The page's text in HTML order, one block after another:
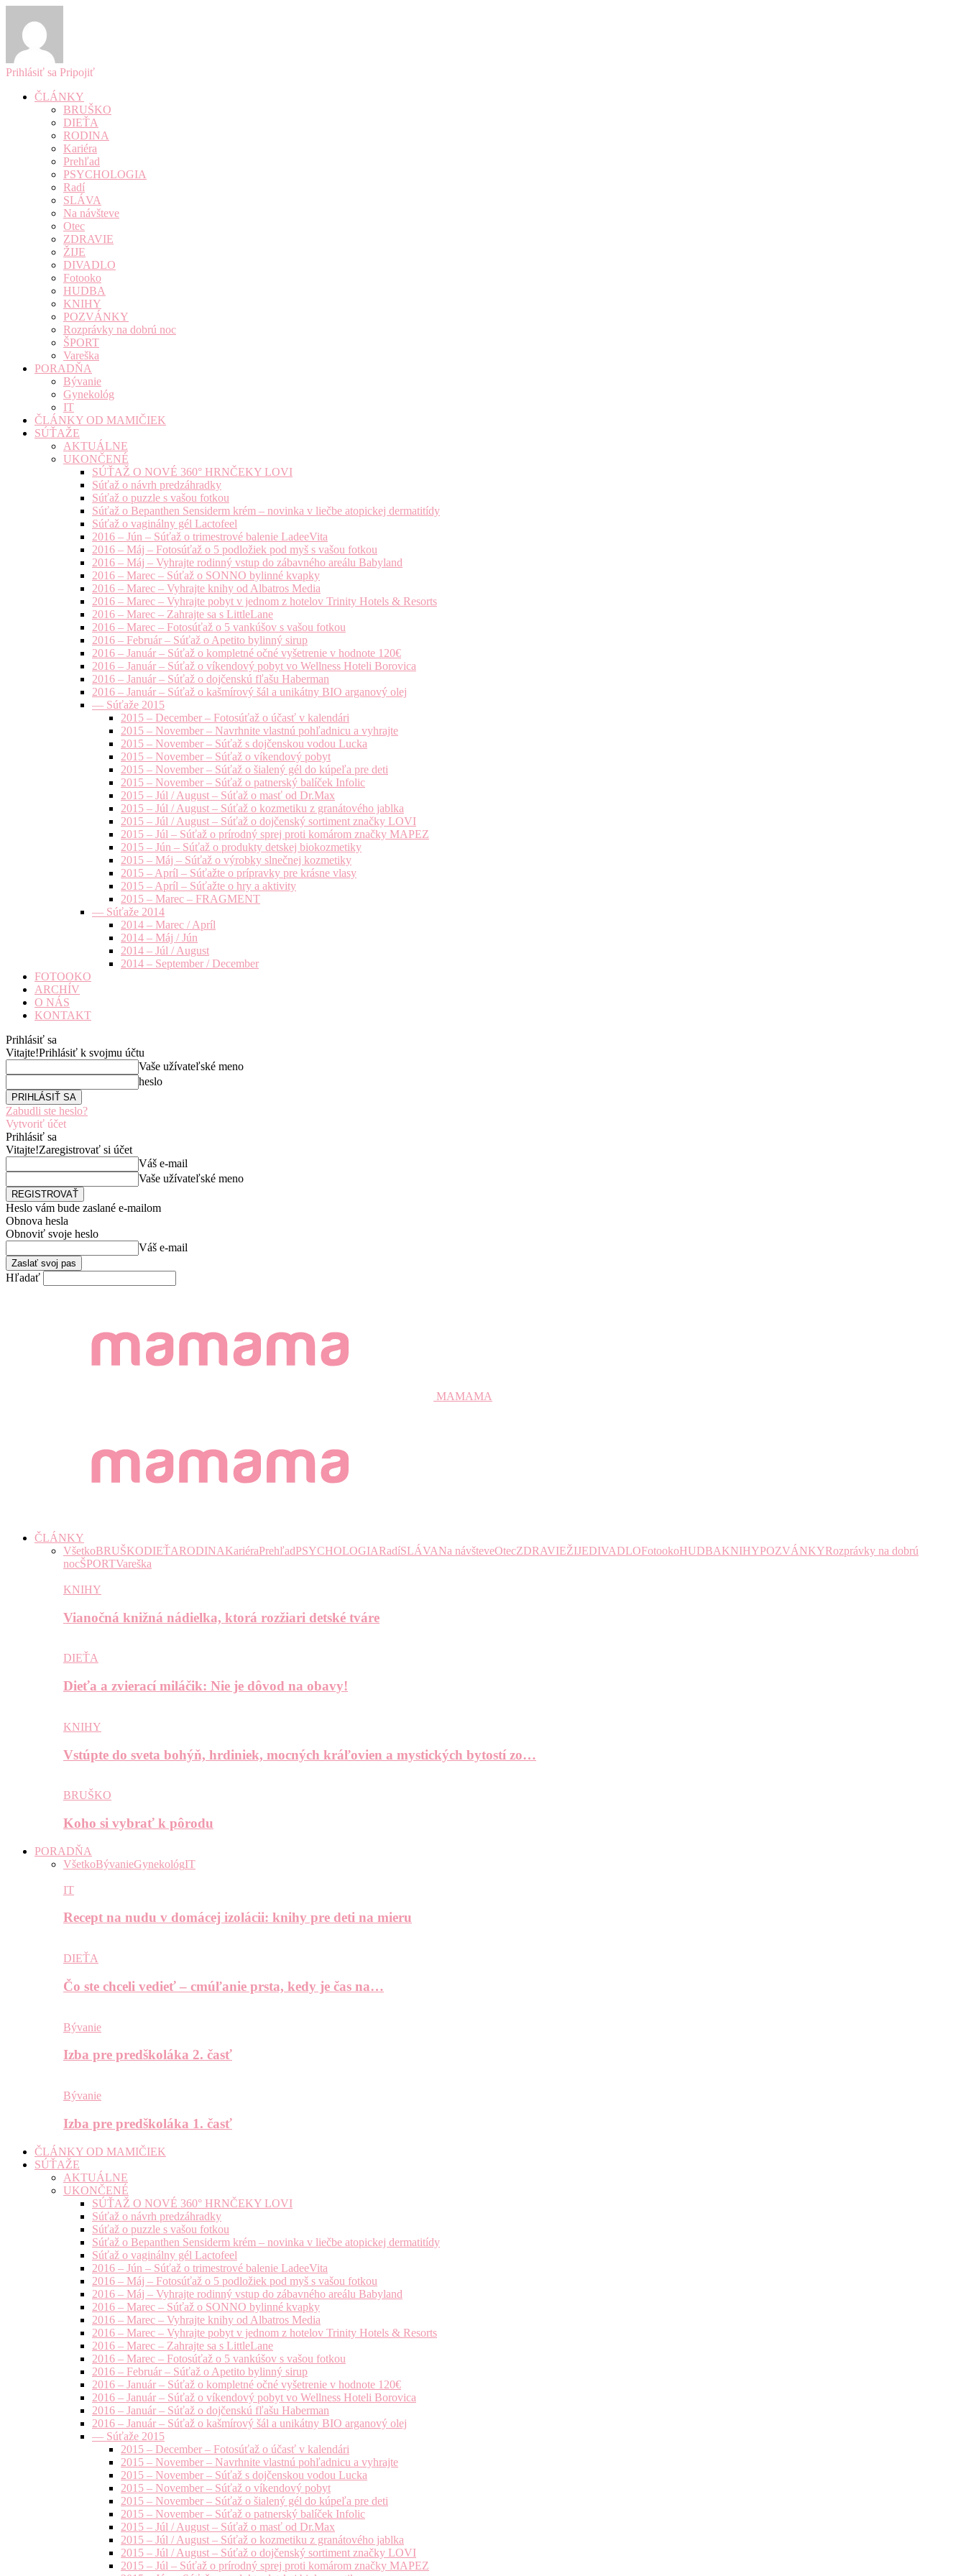
Prihlásiť sa Pripojiť
ČLÁNKY
BRUŠKO
DIEŤA
RODINA
Kariéra
Prehľad
PSYCHOLOGIA
Radí
SLÁVA
Na návšteve
Otec
ZDRAVIE
ŽIJE
DIVADLO
Fotooko
HUDBA
KNIHY
POZVÁNKY
Rozprávky na dobrú noc
ŠPORT
Vareška
PORADŇA
Bývanie
Gynekológ
IT
ČLÁNKY OD MAMIČIEK
SÚŤAŽE
AKTUÁLNE
UKONČENÉ
SÚŤAŽ O NOVÉ 360° HRNČEKY LOVI
Súťaž o návrh predzáhradky
Súťaž o puzzle s vašou fotkou
Súťaž o Bepanthen Sensiderm krém – novinka v liečbe atopickej dermatitídy
Súťaž o vaginálny gél Lactofeel
2016 – Jún – Súťaž o trimestrové balenie LadeeVita
2016 – Máj – Fotosúťaž o 5 podložiek pod myš s vašou fotkou
2016 – Máj – Vyhrajte rodinný vstup do zábavného areálu Babyland
2016 – Marec – Súťaž o SONNO bylinné kvapky
2016 – Marec – Vyhrajte knihy od Albatros Media
2016 – Marec – Vyhrajte pobyt v jednom z hotelov Trinity Hotels & Resorts
2016 – Marec – Zahrajte sa s LittleLane
2016 – Marec – Fotosúťaž o 5 vankúšov s vašou fotkou
2016 – Február – Súťaž o Apetito bylinný sirup
2016 – Január – Súťaž o kompletné očné vyšetrenie v hodnote 120€
2016 – Január – Súťaž o víkendový pobyt vo Wellness Hoteli Borovica
2016 – Január – Súťaž o dojčenskú fľašu Haberman
2016 – Január – Súťaž o kašmírový šál a unikátny BIO arganový olej
— Súťaže 2015
2015 – December – Fotosúťaž o účasť v kalendári
2015 – November – Navrhnite vlastnú pohľadnicu a vyhrajte
2015 – November – Súťaž s dojčenskou vodou Lucka
2015 – November – Súťaž o víkendový pobyt
2015 – November – Súťaž o šialený gél do kúpeľa pre deti
2015 – November – Súťaž o patnerský balíček Infolic
2015 – Júl / August – Súťaž o masť od Dr.Max
2015 – Júl / August – Súťaž o kozmetiku z granátového jablka
2015 – Júl / August – Súťaž o dojčenský sortiment značky LOVI
2015 – Júl – Súťaž o prírodný sprej proti komárom značky MAPEZ
2015 – Jún – Súťaž o produkty detskej biokozmetiky
2015 – Máj – Súťaž o výrobky slnečnej kozmetiky
2015 – Apríl – Súťažte o prípravky pre krásne vlasy
2015 – Apríl – Súťažte o hry a aktivity
2015 – Marec – FRAGMENT
— Súťaže 2014
2014 – Marec / Apríl
2014 – Máj / Jún
2014 – Júl / August
2014 – September / December
FOTOOKO
ARCHÍV
O NÁS
KONTAKT
Prihlásiť sa
Vitajte!Prihlásiť k svojmu účtu
Vaše užívateľské meno
heslo
Zabudli ste heslo?
Vytvoriť účet
Prihlásiť sa
Vitajte!Zaregistrovať si účet
Váš e-mail
Vaše užívateľské meno
Heslo vám bude zaslané e-mailom
Obnova hesla
Obnoviť svoje heslo
Váš e-mail
Hľadať
MAMAMA
ČLÁNKY
VšetkoBRUŠKODIEŤARODINAKariéraPrehľadPSYCHOLOGIARadíSLÁVANa návšteveOtecZDRAVIEŽIJEDIVADLOFotookoHUDBAKNIHYPOZVÁNKYRozprávky na dobrú
nocŠPORTVareška
KNIHY
Vianočná knižná nádielka, ktorá rozžiari detské tváre
DIEŤA
Dieťa a zvierací miláčik: Nie je dôvod na obavy!
KNIHY
Vstúpte do sveta bohýň, hrdiniek, mocných kráľovien a mystických bytostí zo…
BRUŠKO
Koho si vybrať k pôrodu
PORADŇA
VšetkoBývanieGynekológIT
IT
Recept na nudu v domácej izolácii: knihy pre deti na mieru
DIEŤA
Čo ste chceli vedieť – cmúľanie prsta, kedy je čas na…
Bývanie
Izba pre predškoláka 2. časť
Bývanie
Izba pre predškoláka 1. časť
ČLÁNKY OD MAMIČIEK
SÚŤAŽE
AKTUÁLNE
UKONČENÉ
SÚŤAŽ O NOVÉ 360° HRNČEKY LOVI
Súťaž o návrh predzáhradky
Súťaž o puzzle s vašou fotkou
Súťaž o Bepanthen Sensiderm krém – novinka v liečbe atopickej dermatitídy
Súťaž o vaginálny gél Lactofeel
2016 – Jún – Súťaž o trimestrové balenie LadeeVita
2016 – Máj – Fotosúťaž o 5 podložiek pod myš s vašou fotkou
2016 – Máj – Vyhrajte rodinný vstup do zábavného areálu Babyland
2016 – Marec – Súťaž o SONNO bylinné kvapky
2016 – Marec – Vyhrajte knihy od Albatros Media
2016 – Marec – Vyhrajte pobyt v jednom z hotelov Trinity Hotels & Resorts
2016 – Marec – Zahrajte sa s LittleLane
2016 – Marec – Fotosúťaž o 5 vankúšov s vašou fotkou
2016 – Február – Súťaž o Apetito bylinný sirup
2016 – Január – Súťaž o kompletné očné vyšetrenie v hodnote 120€
2016 – Január – Súťaž o víkendový pobyt vo Wellness Hoteli Borovica
2016 – Január – Súťaž o dojčenskú fľašu Haberman
2016 – Január – Súťaž o kašmírový šál a unikátny BIO arganový olej
— Súťaže 2015
2015 – December – Fotosúťaž o účasť v kalendári
2015 – November – Navrhnite vlastnú pohľadnicu a vyhrajte
2015 – November – Súťaž s dojčenskou vodou Lucka
2015 – November – Súťaž o víkendový pobyt
2015 – November – Súťaž o šialený gél do kúpeľa pre deti
2015 – November – Súťaž o patnerský balíček Infolic
2015 – Júl / August – Súťaž o masť od Dr.Max
2015 – Júl / August – Súťaž o kozmetiku z granátového jablka
2015 – Júl / August – Súťaž o dojčenský sortiment značky LOVI
2015 – Júl – Súťaž o prírodný sprej proti komárom značky MAPEZ